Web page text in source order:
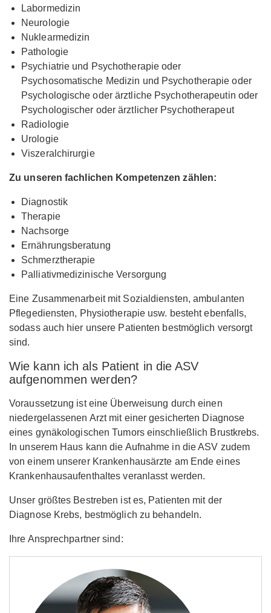
Labormedizin
Neurologie
Nuklearmedizin
Pathologie
Psychiatrie und Psychotherapie oder
Psychosomatische Medizin und Psychotherapie oder
Psychologische oder ärztliche Psychotherapeutin oder
Psychologischer oder ärztlicher Psychotherapeut
Radiologie
Urologie
Viszeralchirurgie
Zu unseren fachlichen Kompetenzen zählen:
Diagnostik
Therapie
Nachsorge
Ernährungsberatung
Schmerztherapie
Palliativmedizinische Versorgung
Eine Zusammenarbeit mit Sozialdiensten, ambulanten
Pflegediensten, Physiotherapie usw. besteht ebenfalls,
sodass auch hier unsere Patienten bestmöglich versorgt
sind.
Wie kann ich als Patient in die ASV
aufgenommen werden?
Voraussetzung ist eine Überweisung durch einen
niedergelassenen Arzt mit einer gesicherten Diagnose
eines gynäkologischen Tumors einschließlich Brustkrebs.
In unserem Haus kann die Aufnahme in die ASV zudem
von einem unserer Krankenhausärzte am Ende eines
Krankenhausaufenthaltes veranlasst werden.
Unser größtes Bestreben ist es, Patienten mit der
Diagnose Krebs, bestmöglich zu behandeln.
Ihre Ansprechpartner sind: